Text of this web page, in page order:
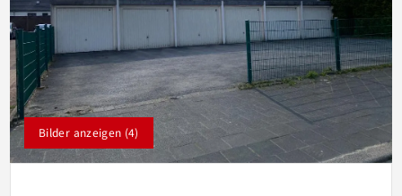
Bilder anzeigen (4)